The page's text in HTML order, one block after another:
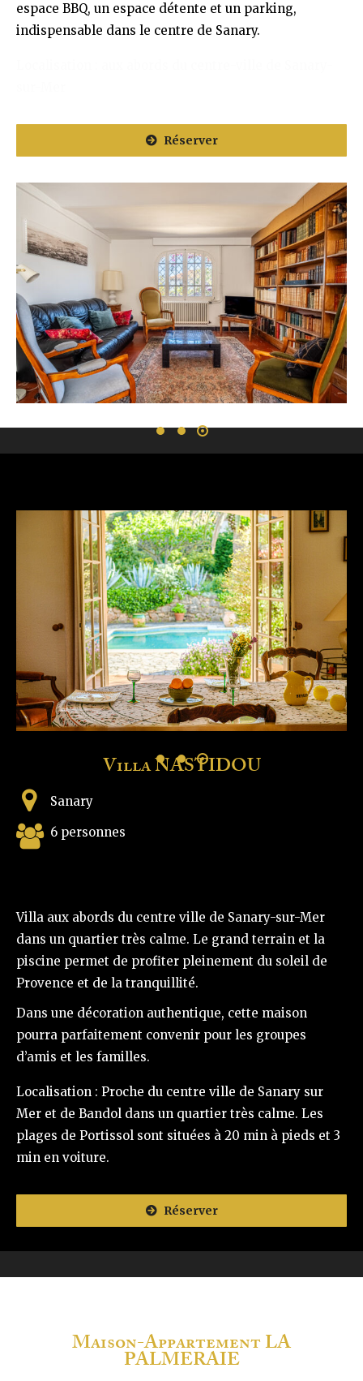
espace BBQ, un espace détente et un parking,
indispensable dans le centre de Sanary.
Réserver
Villa NASTIDOU
Sanary
6 personnes
Villa aux abords du centre ville de Sanary-sur-Mer
dans un quartier très calme. Le grand terrain et la
piscine permet de profiter pleinement du soleil de
Provence et de la tranquillité.
Dans une décoration authentique, cette maison
pourra parfaitement convenir pour les groupes
d’amis et les familles.
Localisation : Proche du centre ville de Sanary sur
Mer et de Bandol dans un quartier très calme. Les
plages de Portissol sont situées à 20 min à pieds et 3
min en voiture.
Réserver
Maison-Appartement LA
PALMERAIE